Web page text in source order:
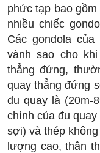
phức tạp bao
nhiều chiếc
Các gondola
vành sao cho
thẳng đứng,
quay thẳng đứng
đu quay là (20m-
chính của đu
sợi) và thép
lượng cao, thân